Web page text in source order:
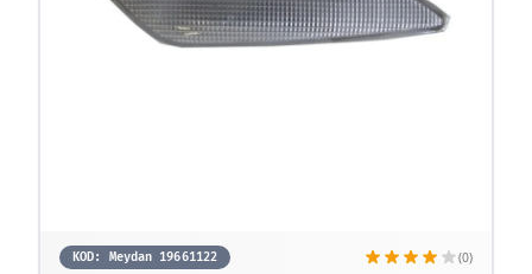
KOD: Meydan 19661122 (0)